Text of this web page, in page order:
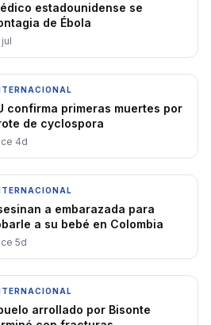
estadounidense se
de Ébola
jul
confirma primeras muertes por
de cyclospora
4d
a embarazada para
a su bebé en Colombia
5d
arrollado por Bisonte